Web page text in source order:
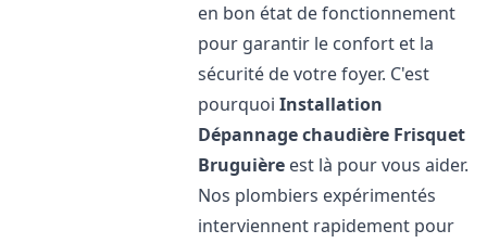
en bon état de fonctionnement
pour garantir le confort et la
sécurité de votre foyer. C'est
pourquoiInstallation
Dépannage chaudière Frisquet
Bruguière est là pour vous aider.
Nos plombiers expérimentés
interviennent rapidement pour